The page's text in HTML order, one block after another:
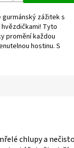
zážitek s
hvězdičkami! Tyto
promění každou
hostinu. S
chlupy a